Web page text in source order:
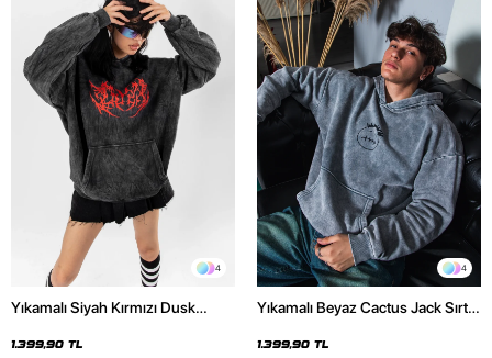
4
Yıkamalı Siyah Kırmızı Dusk
1.399,90 TL
4
Yıkamalı Beyaz Cactus Jack Sırt
1.399,90 TL